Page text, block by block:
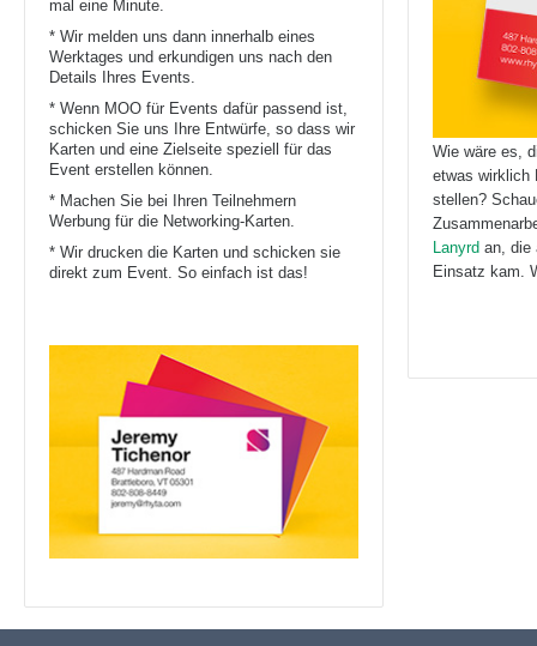
mal eine Minute.
* Wir melden uns dann innerhalb eines
Werktages und erkundigen uns nach den
Details Ihres Events.
* Wenn MOO für Events dafür passend ist,
schicken Sie uns Ihre Entwürfe, so dass wir
Karten und eine Zielseite speziell für das
Event erstellen können.
* Machen Sie bei Ihren Teilnehmern
Werbung für die Networking-Karten.
* Wir drucken die Karten und schicken sie
direkt zum Event. So einfach ist das!
Wie wäre es,
etwas wirklich
stellen?
Lanyrd an, die
Einsatz kam.